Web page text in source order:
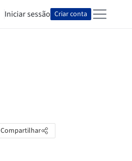
Iniciar sessão Criar conta
Compartilhar